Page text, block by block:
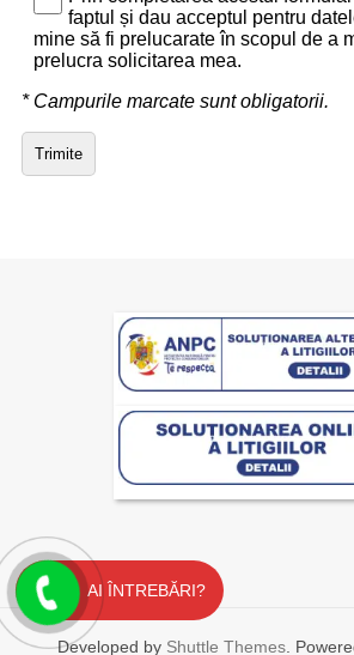
Developed by Shuttle Themes.
AI ÎNTREBĂRI?